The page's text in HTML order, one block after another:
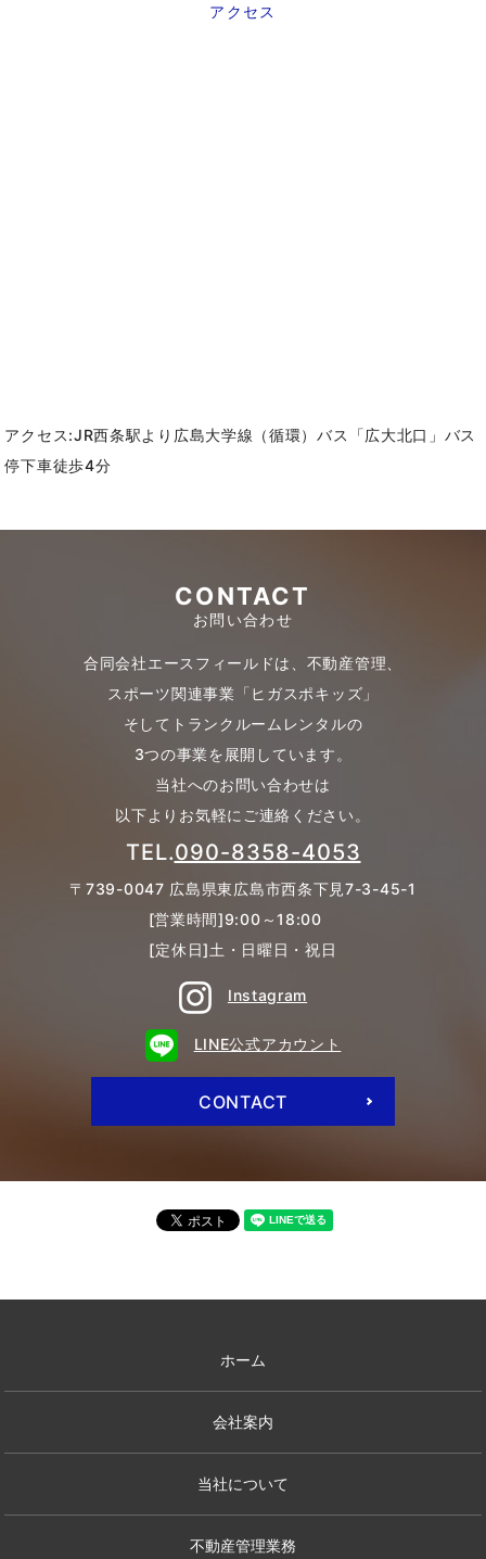
アクセス
アクセス:JR西条駅より広島大学線（循環）バス「広大北口」バス
停下車徒歩4分
CONTACT
お問い合わせ
合同会社エースフィールドは、不動産管理、
スポーツ関連事業「ヒガスポキッズ」
そしてトランクルームレンタルの
3つの事業を展開しています。
当社へのお問い合わせは
以下よりお気軽にご連絡ください。
TEL.090-8358-4053
〒739-0047 広島県東広島市西条下見7-3-45-1
[営業時間]9:00～18:00
[定休日]土・日曜日・祝日
Instagram
LINE公式アカウント
CONTACT
ホーム
会社案内
当社について
不動産管理業務